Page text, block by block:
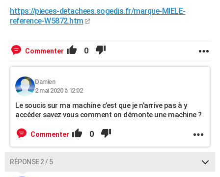
https://pieces-detachees.sogedis.fr/marque-MIELE-
reference-W5872.htm
Commenter 0
Damien
2 mai 2020 à 12:02
Le soucis sur ma machine c’est que je n’arrive pas à y
accéder savez vous comment on démonte une machine ?
Commenter 0
RÉPONSE 2 / 5